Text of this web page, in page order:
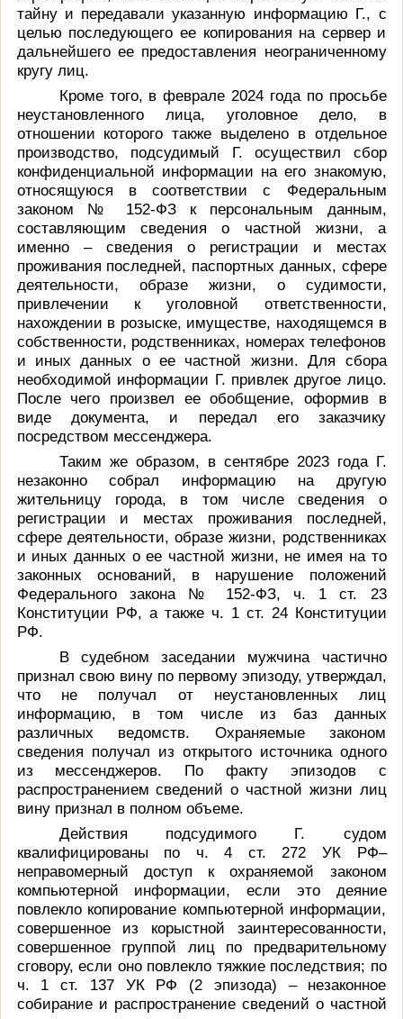
тайну и передавали указанную информацию Г., с
целью последующего ее копирования на сервер и
дальнейшего ее предоставления неограниченному
кругу лиц.
Кроме того, в феврале 2024 года по просьбе
неустановленного лица, уголовное дело, в
отношении которого также выделено в отдельное
производство, подсудимый Г. осуществил сбор
конфиденциальной информации на его знакомую,
относящуюся в соответствии с Федеральным
законом № 152-ФЗ к персональным данным,
составляющим сведения о частной жизни, а
именно – сведения о регистрации и местах
проживания последней, паспортных данных, сфере
деятельности, образе жизни, о судимости,
привлечении к уголовной ответственности,
нахождении в розыске, имуществе, находящемся в
собственности, родственниках, номерах телефонов
и иных данных о ее частной жизни. Для сбора
необходимой информации Г. привлек другое лицо.
После чего произвел ее обобщение, оформив в
виде документа, и передал его заказчику
посредством мессенджера.
Таким же образом, в сентябре 2023 года Г.
незаконно собрал информацию на другую
жительницу города, в том числе сведения о
регистрации и местах проживания последней,
сфере деятельности, образе жизни, родственниках
и иных данных о ее частной жизни, не имея на то
законных оснований, в нарушение положений
Федерального закона № 152-ФЗ, ч. 1 ст. 23
Конституции РФ, а также ч. 1 ст. 24 Конституции
РФ.
В судебном заседании мужчина частично
признал свою вину по первому эпизоду, утверждал,
что не получал от неустановленных лиц
информацию, в том числе из баз данных
различных ведомств. Охраняемые законом
сведения получал из открытого источника одного
из мессенджеров. По факту эпизодов с
распространением сведений о частной жизни лиц
вину признал в полном объеме.
Действия подсудимого Г. судом
квалифицированы по ч. 4 ст. 272 УК РФ–
неправомерный доступ к охраняемой законом
компьютерной информации, если это деяние
повлекло копирование компьютерной информации,
совершенное из корыстной заинтересованности,
совершенное группой лиц по предварительному
сговору, если оно повлекло тяжкие последствия; по
ч. 1 ст. 137 УК РФ (2 эпизода) – незаконное
собирание и распространение сведений о частной